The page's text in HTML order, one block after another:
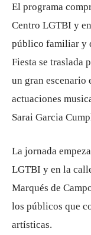
El programa
Centro LGTBI y
público familiar y
Fiesta se traslada
un gran escenario
actuaciones
Sarai Garcia
La jornada
LGTBI y en la
Marqués de
los públicos que
artísticas.